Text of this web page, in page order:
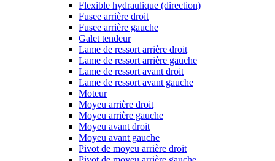
Flexible hydraulique (direction)
Fusee arrière droit
Fusee arrière gauche
Galet tendeur
Lame de ressort arrière droit
Lame de ressort arrière gauche
Lame de ressort avant droit
Lame de ressort avant gauche
Moteur
Moyeu arrière droit
Moyeu arrière gauche
Moyeu avant droit
Moyeu avant gauche
Pivot de moyeu arrière droit